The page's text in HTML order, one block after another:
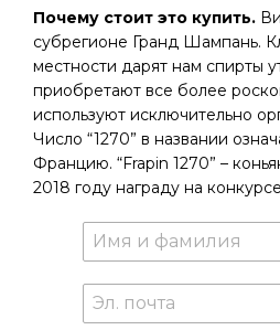
Почему стоит это купить.
субрегионе Гранд Шампань.
местности дарят нам спирты
приобретают все более
используют исключительно
Число “1270” в названии
Францию. “Frapin 1270” –
2018 году награду на